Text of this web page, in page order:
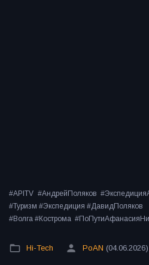
#APITV #АндрейПоляков
#Туризм #Экспедиция #ДавидПоляков
#Волга #Кострома
Hi-Tech PoAN (04.06.2026)